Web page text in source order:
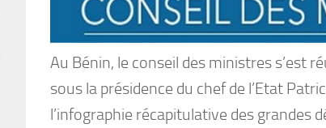
Au Bénin, le conseil des ministres s’est
sous la présidence du chef de l’Etat
l’infographie récapitulative des grandes